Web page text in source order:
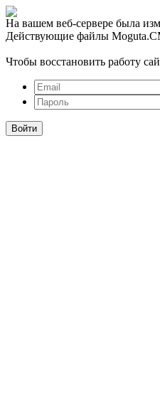
На вашем веб-сервере была
Действующие файлы
Чтобы восстановить работу
Войти